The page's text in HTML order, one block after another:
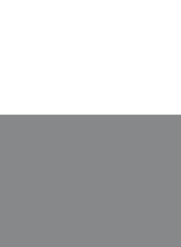
в новом окне))